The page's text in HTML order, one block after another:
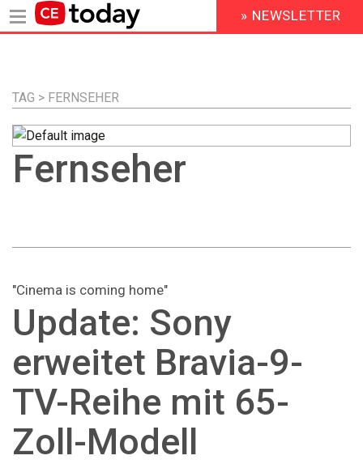
Inhalt
HEADER
MENU
» NEWSLETTER
TAG > FERNSEHER
Fernseher
"Cinema is coming home"
Update: Sony
erweitet Bravia-9-
TV-Reihe mit 65-
Zoll-Modell